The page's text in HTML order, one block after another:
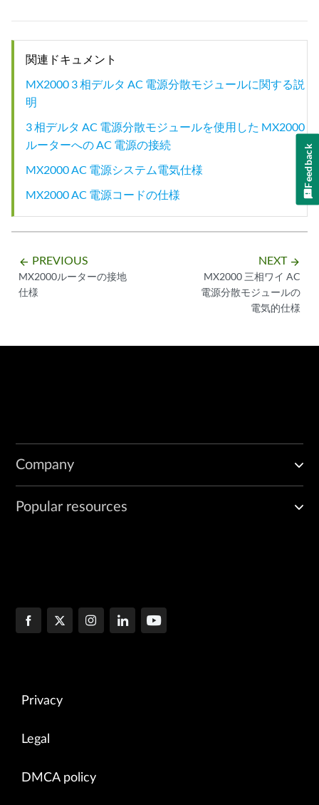
関連ドキュメント
MX2000 3 相デルタ AC 電源分散モジュールに関する説
明
3 相デルタ AC 電源分散モジュールを使用した MX2000
ルーターへの AC 電源の接続
MX2000 AC 電源システム電気仕様
MX2000 AC 電源コードの仕様
arrow_backward PREVIOUS
MX2000ルーターの接地
仕様
NEXT arrow_forward
MX2000 三相ワイ AC
電源分散モジュールの
電気的仕様
Company
Popular resources
Privacy
Legal
DMCA policy
Feedback